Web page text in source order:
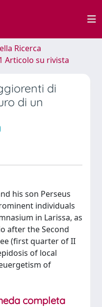
Ricerca
Articolo su rivista
di
di un
his son Perseus
individuals
in Larissa, as
after the Second
(first quarter of II
of local
of
completa